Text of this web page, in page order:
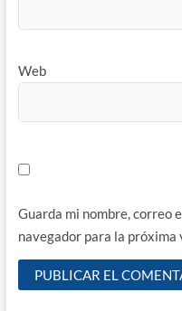
Web
Guarda mi nombre, correo
navegador para la próxima